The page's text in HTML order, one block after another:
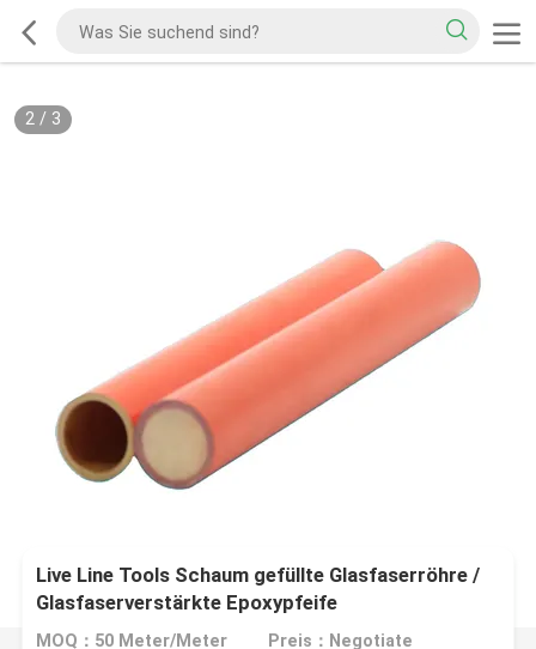
2/ 3
Live Line Tools Schaum gefüllte Glasfaserröhre /
Glasfaserverstärkte Epoxypfeife
MOQ：50 Meter/Meter Preis：Negotiate